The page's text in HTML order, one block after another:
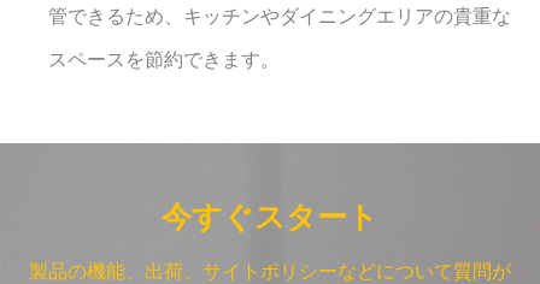
管できるため、キッチンやダイニングエリアの貴重な
スペースを節約できます。
今すぐスタート
製品の機能、出荷、サイトポリシーなどについて質問が